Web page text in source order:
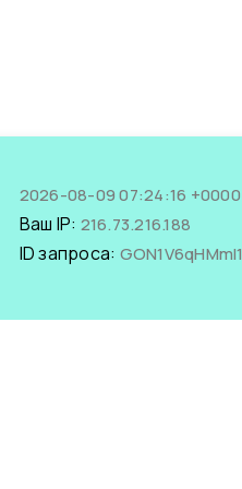
2026-08-09 07:24:16 +0000
Ваш IP: 216.73.216.188
ID запроса: GON1V6qHMmI1